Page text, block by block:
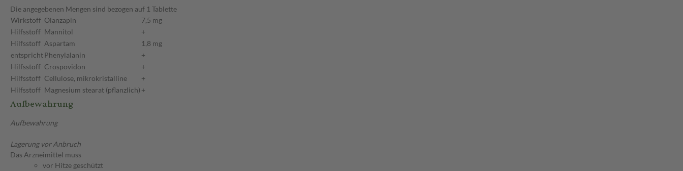
Die angegebenen Mengen sind bezogen auf 1 Tablette
Wirkstoff Olanzapin
7,5 mg
Hilfsstoff Mannitol
+
Hilfsstoff Aspartam
1,8 mg
entsprichtPhenylalanin
+
Hilfsstoff Crospovidon
+
Hilfsstoff Cellulose, mikrokristalline
+
Hilfsstoff Magnesium stearat (pflanzlich) +
Aufbewahrung
Aufbewahrung
Lagerung vor Anbruch
Das Arzneimittel muss
vor Hitze geschützt